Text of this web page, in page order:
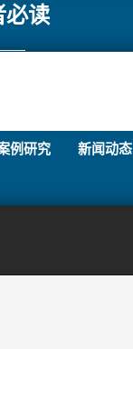
必读
例研究 新闻动态